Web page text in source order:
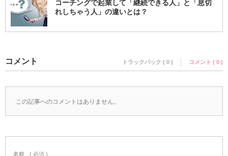
コーチングで起業して「継続できる人」と「息切
れしちゃう人」の違いとは？
コメント トラックバック ( 0 ) コメント ( 0 )
この記事へのコメントはありません。
名前 ( 必須 )